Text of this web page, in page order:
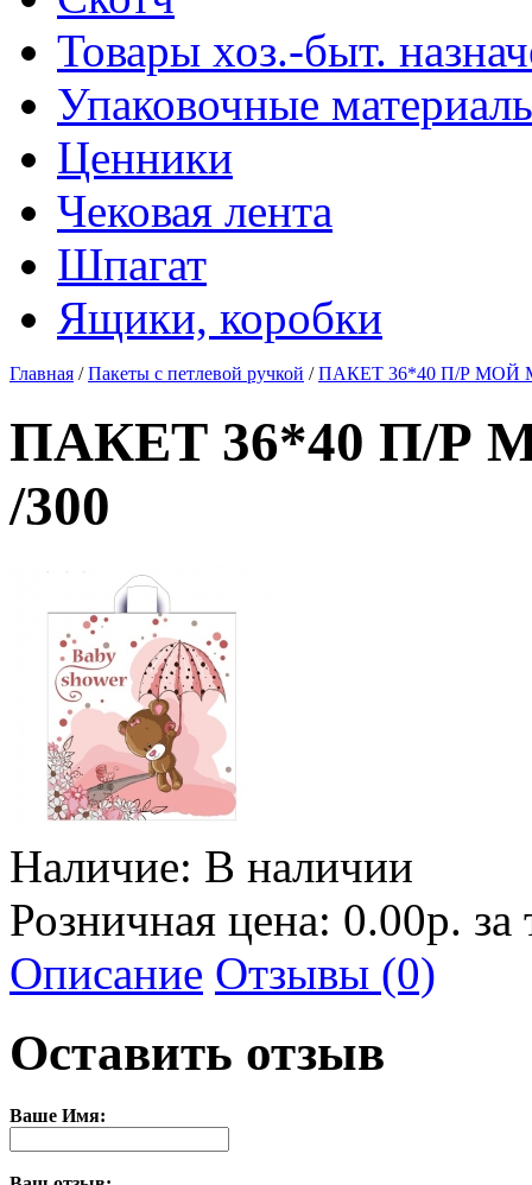
Товары хоз.-быт.
Упаковочные
Ценники
Чековая лента
Шпагат
Ящики, коробки
Главная /Пакеты с петлевой ручкой /ПАКЕТ 36*40 П/Р МОЙ
ПАКЕТ 36*40 П/
/300
Наличие: В наличии
Розничная цена: 0.00р.
Описание Отзывы (0)
Оставить отзыв
Ваше Имя: